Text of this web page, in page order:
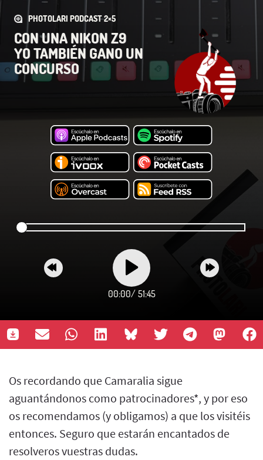
PHOTOLARI PODCAST 2×5
CON UNA NIKON Z9
YO TAMBIÉN GANO UN
CONCURSO
00:00/ 51:45
Os recordando que Camaralia sigue
aguantándonos como patrocinadores*, y por eso
os recomendamos (y obligamos) a que los visitéis
entonces. Seguro que estarán encantados de
resolveros vuestras dudas.